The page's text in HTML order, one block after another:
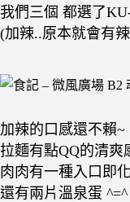
我們三個 都選了
(加辣..原本就會有
加辣的口感還不賴~
拉麵有點QQ的清爽
肉肉有一種入口即
還有兩片溫泉蛋